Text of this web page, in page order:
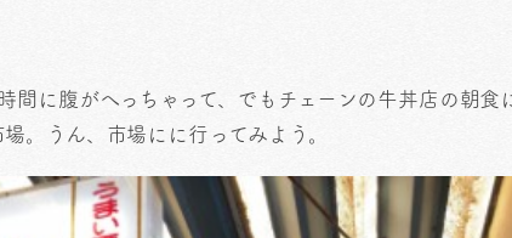
間に腹がへっちゃって、でもチェーンの牛丼店の朝食
。うん、市場にに行ってみよう。